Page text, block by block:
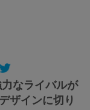
なライバルが
ザインに切り